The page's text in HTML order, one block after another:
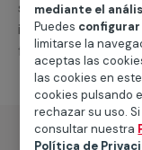
suministro de los
intervenciones a
falta para
mediante el
Puedes
limitarse la
aceptas las
las cookies en
cookies pulsando
rechazar su uso.
consultar nuestra
Política de